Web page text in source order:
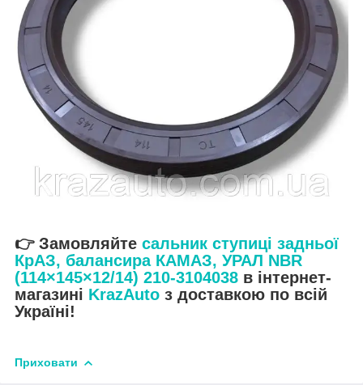
👉 Замовляйте сальник ступиці задньої
КрАЗ, балансира КАМАЗ, УРАЛ NBR
(114×145×12/14) 210-3104038 в інтернет-
магазині KrazAuto з доставкою по всій
Україні!
Приховати